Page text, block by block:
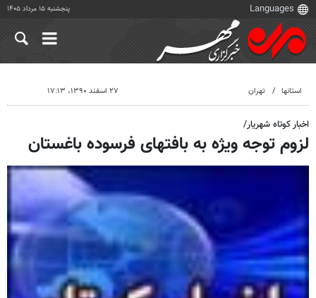
پنجشنبه ۱۵ مرداد ۱۴۰۵
استانها تهران ۲۷ اسفند ۱۳۹۰، ۱۷:۱۳
اخبار کوتاه شهریار/
لزوم توجه ویژه به بافتهای فرسوده باغستان